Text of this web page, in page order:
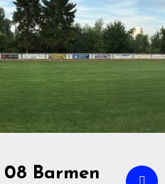
Barmen